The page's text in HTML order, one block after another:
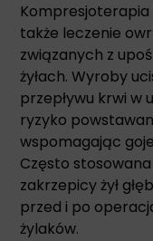
także leczenie
związanych z
żyłach. Wyroby
przepływu krwi w
ryzyko
wspomagając
Często
zakrzepicy żył
przed i po
żylaków.